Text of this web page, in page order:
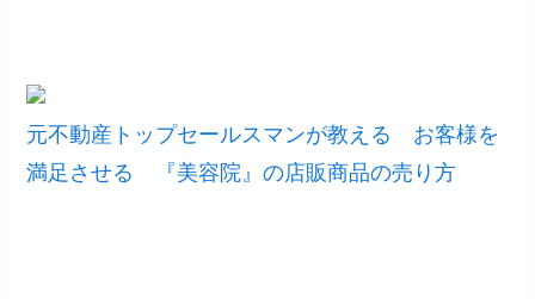
元不動産トップセールスマンが教える お客様を
満足させる 『美容院』の店販商品の売り方